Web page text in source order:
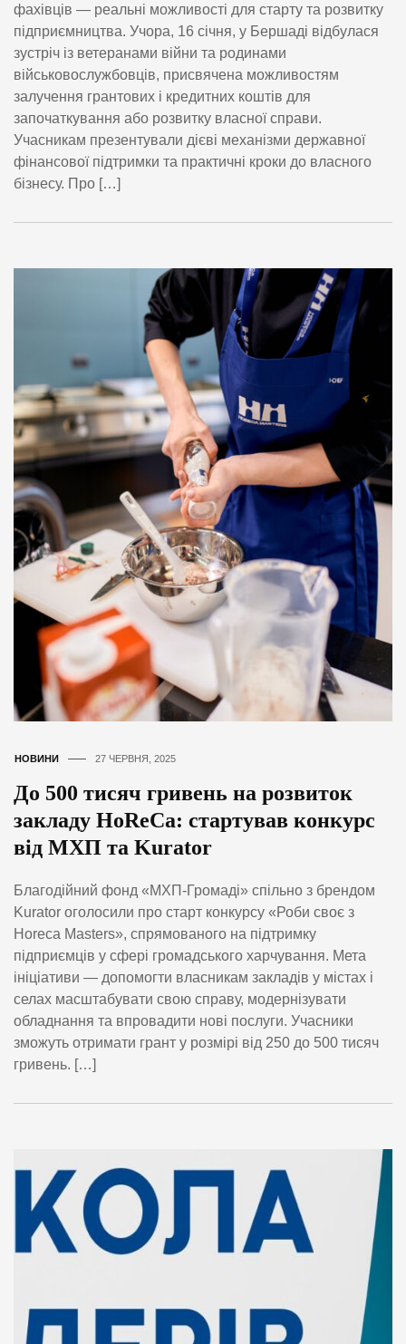
фахівців — реальні можливості для старту та розвитку
підприємництва. Учора, 16 січня, у Бершаді відбулася
зустріч із ветеранами війни та родинами
військовослужбовців, присвячена можливостям
залучення грантових і кредитних коштів для
започаткування або розвитку власної справи.
Учасникам презентували дієві механізми державної
фінансової підтримки та практичні кроки до власного
бізнесу. Про […]
НОВИНИ 27 ЧЕРВНЯ, 2025
До 500 тисяч гривень на розвиток
закладу HoReCa: стартував конкурс
від МХП та Kurator
Благодійний фонд «МХП-Громаді» спільно з брендом
Kurator оголосили про старт конкурсу «Роби своє з
Horeca Masters», спрямованого на підтримку
підприємців у сфері громадського харчування. Мета
ініціативи — допомогти власникам закладів у містах і
селах масштабувати свою справу, модернізувати
обладнання та впровадити нові послуги. Учасники
зможуть отримати грант у розмірі від 250 до 500 тисяч
гривень. […]